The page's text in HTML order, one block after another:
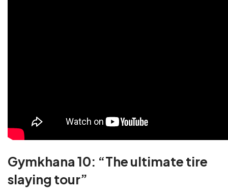
Gymkhana 10: “The ultimate tire
slaying tour”